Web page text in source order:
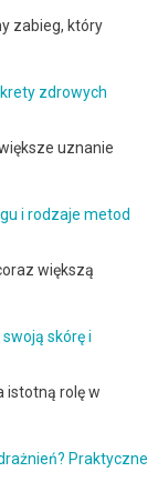
zabieg, który
zdrowych
uznanie
i rodzaje metod
większą
skórę i
istotną rolę w
Praktyczne